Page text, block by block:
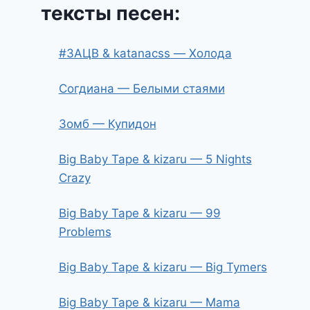
тексты песен:
#ЗАЦВ & katanacss — Холода
Согдиана — Белыми стаями
Зомб — Купидон
Big Baby Tape & kizaru — 5 Nights
Crazy
Big Baby Tape & kizaru — 99
Problems
Big Baby Tape & kizaru — Big Tymers
Big Baby Tape & kizaru — Mama